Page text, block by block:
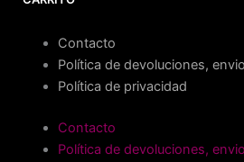
Contacto
Política de devoluciones,
Política de privacidad
Contacto
Política de devoluciones,